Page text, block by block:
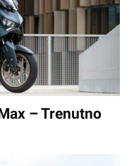
– Trenutno